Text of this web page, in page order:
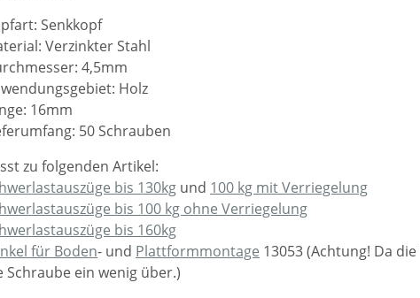
Senkkopf
Verzinkter Stahl
4,5mm
Holz
16mm
50 Schrauben
zu folgenden Artikel:
bis 130kg und 100 kg mit Verriegelung
bis 100 kg ohne Verriegelung
bis 160kg
für Boden- und Plattformmontage 13053 (Achtung! Da
Schraube ein wenig über.)